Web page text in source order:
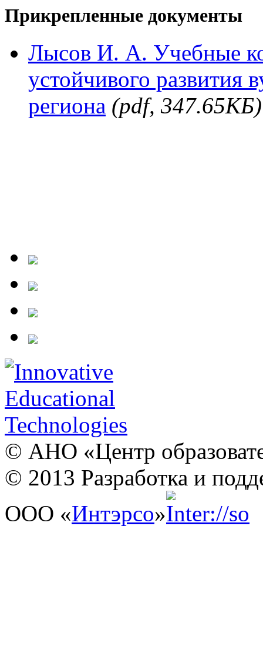
Прикрепленные документы
Лысов И. А. Учебные
устойчивого развития
региона (pdf, 347.65КБ)
© АНО «Центр
© 2013 Разработка и
ООО «Интэрсо»